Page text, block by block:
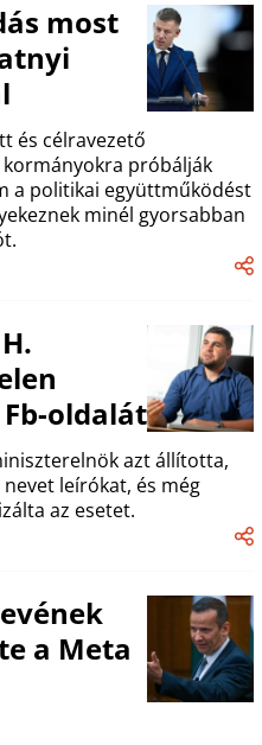
most
és célravezető
próbálják
a politikai együttműködést
minél gyorsabban
oldalát
azt állította,
leírókat, és még
az esetet.
a Meta